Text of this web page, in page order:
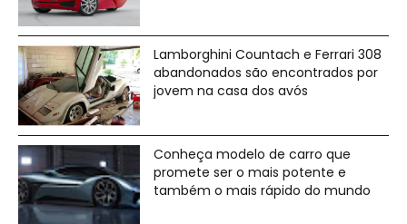
Lamborghini Countach e Ferrari 308
abandonados são encontrados por
jovem na casa dos avós
Conheça modelo de carro que
promete ser o mais potente e
também o mais rápido do mundo